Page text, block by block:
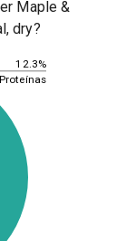
Maple &
dry?
12.3%
Proteínas